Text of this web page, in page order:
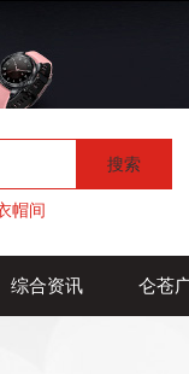
搜索
帽间
综合资讯 仑苍